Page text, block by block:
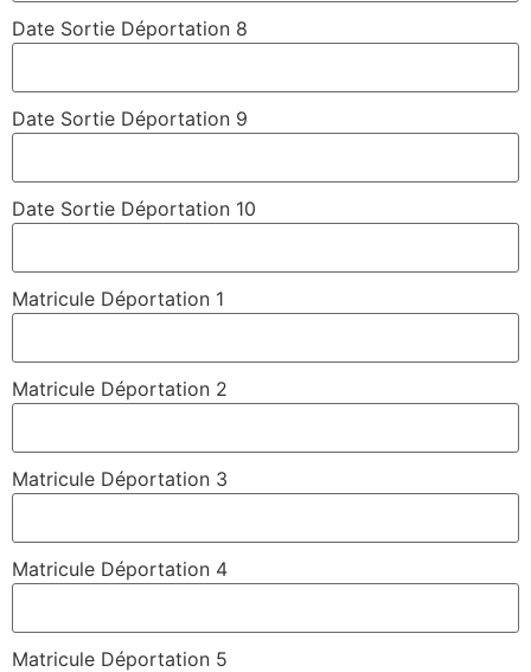
Date Sortie Déportation 8
Date Sortie Déportation 9
Date Sortie Déportation 10
Matricule Déportation 1
Matricule Déportation 2
Matricule Déportation 3
Matricule Déportation 4
Matricule Déportation 5